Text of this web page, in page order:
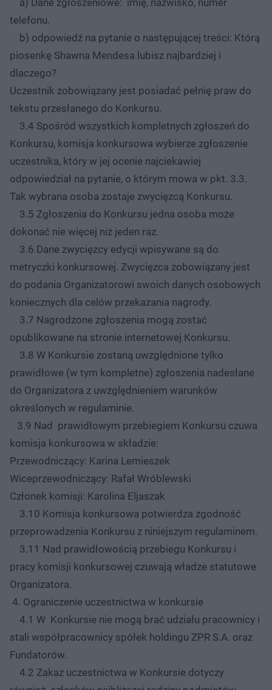
a) Dane zgłoszeniowe: imię, nazwisko, numer
telefonu.
b) odpowiedź na pytanie o następującej treści: Którą
piosenkę Shawna Mendesa lubisz najbardziej i
dlaczego?
Uczestnik zobowiązany jest posiadać pełnię praw do
tekstu przesłanego do Konkursu.
3.4 Spośród wszystkich kompletnych zgłoszeń do
Konkursu, komisja konkursowa wybierze zgłoszenie
uczestnika, który w jej ocenie najciekawiej
odpowiedział na pytanie, o którym mowa w pkt. 3.3.
Tak wybrana osoba zostaje zwycięzcą Konkursu.
3.5 Zgłoszenia do Konkursu jedna osoba może
dokonać nie więcej niż jeden raz.
3.6 Dane zwycięzcy edycji wpisywane są do
metryczki konkursowej. Zwycięzca zobowiązany jest
do podania Organizatorowi swoich danych osobowych
koniecznych dla celów przekazania nagrody.
3.7 Nagrodzone zgłoszenia mogą zostać
opublikowane na stronie internetowej Konkursu.
3.8 W Konkursie zostaną uwzględnione tylko
prawidłowe (w tym kompletne) zgłoszenia nadesłane
do Organizatora z uwzględnieniem warunków
określonych w regulaminie.
3.9 Nad prawidłowym przebiegiem Konkursu czuwa
komisja konkursowa w składzie:
Przewodniczący: Karina Lemieszek
Wiceprzewodniczący: Rafał Wróblewski
Członek komisji: Karolina Eljaszak
3.10 Komisja konkursowa potwierdza zgodność
przeprowadzenia Konkursu z niniejszym regulaminem.
3.11 Nad prawidłowością przebiegu Konkursu i
pracy komisji konkursowej czuwają władze statutowe
Organizatora.
4. Ograniczenie uczestnictwa w konkursie
4.1 W Konkursie nie mogą brać udziału pracownicy i
stali współpracownicy spółek holdingu ZPR S.A. oraz
Fundatorów.
4.2 Zakaz uczestnictwa w Konkursie dotyczy